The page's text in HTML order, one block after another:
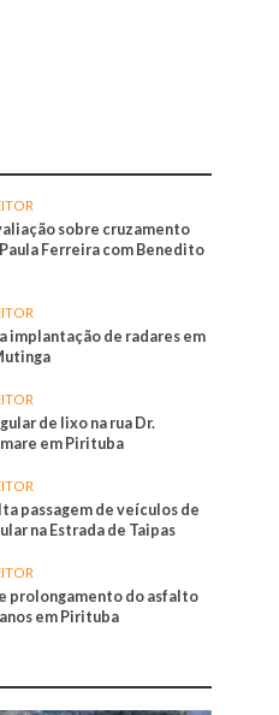
sobre cruzamento
Ferreira com Benedito
implantação de radares em
de lixo na rua Dr.
em Pirituba
passagem de veículos de
na Estrada de Taipas
prolongamento do asfalto
em Pirituba